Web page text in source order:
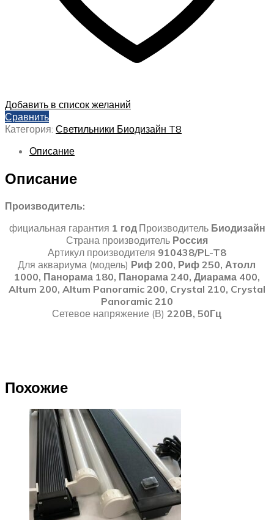
Добавить в список желаний
Сравнить
Категория: Светильники Биодизайн T8
Описание
Описание
Производитель:
фициальная гарантия 1 год Производитель Биодизайн
Страна производитель Россия
Артикул производителя 910438/PL-T8
Для аквариума (модель) Риф 200, Риф 250, Атолл
1000, Панорама 180, Панорама 240, Диарама 400,
Altum 200, Altum Panoramic 200, Crystal 210, Crystal
Panoramic 210
Сетевое напряжение (В) 220В, 50Гц
Похожие